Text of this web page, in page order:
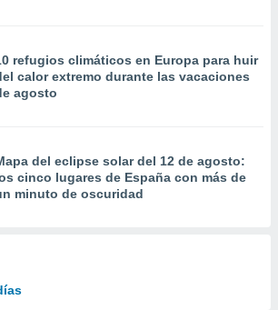
refugios climáticos en Europa para huir
calor extremo durante las vacaciones
agosto
del eclipse solar del 12 de agosto:
cinco lugares de España con más de
minuto de oscuridad